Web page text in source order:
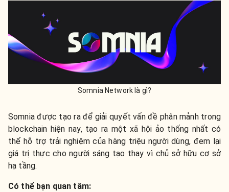
Somnia Network là gì?
Somnia được tạo ra để giải quyết vấn đề phân mảnh trong
blockchain hiện nay, tạo ra một xã hội ảo thống nhất có
thể hỗ trợ trải nghiệm của hàng triệu người dùng, đem lại
giá trị thực cho người sáng tạo thay vì chủ sở hữu cơ sở
hạ tầng.
Có thể bạn quan tâm: